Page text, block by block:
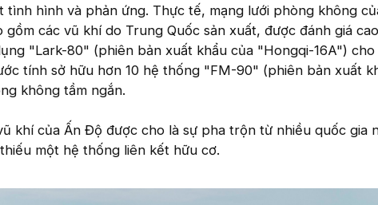
tình hình và phản ứng. Thực tế, mạng lưới phòng không
gồm các vũ khí do Trung Quốc sản xuất, được đánh giá
"Lark-80" (phiên bản xuất khẩu của "Hongqi-16A")
tính sở hữu hơn 10 hệ thống "FM-90" (phiên bản xuất
không tầm ngắn.
khí của Ấn Độ được cho là sự pha trộn từ nhiều quốc gia
một hệ thống liên kết hữu cơ.